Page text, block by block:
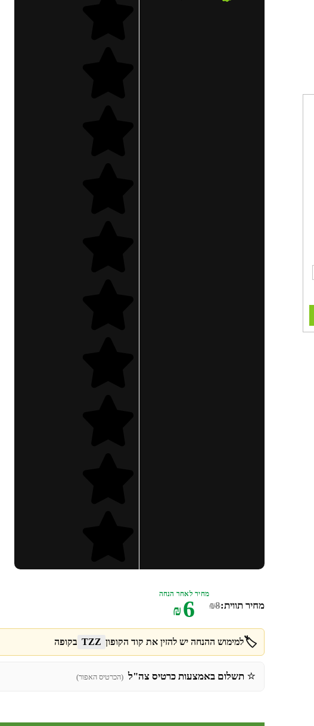
מחיר תווית: ₪8
מחיר לאחר הנחה
₪6
🏷️למימוש ההנחה יש להזין את קוד הקופון TZZ בקופה
⭐ תשלום באמצעות כרטיס צה"ל (הכרטיס האפור)